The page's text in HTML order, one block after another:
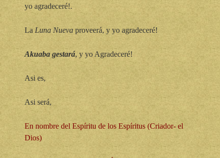
yo agradeceré!.
La Luna Nueva proveerá, y yo agradeceré!
Akuaba gestará, y yo Agradeceré!
Asi es,
Asi será,
En nombre del Espíritu de los Espíritus (Criador- el
Dios)